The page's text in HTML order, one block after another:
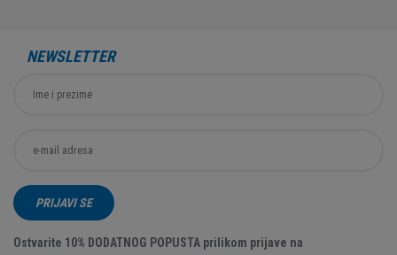
NEWSLETTER
PRIJAVI SE
Ostvarite 10% DODATNOG POPUSTA prilikom prijave na